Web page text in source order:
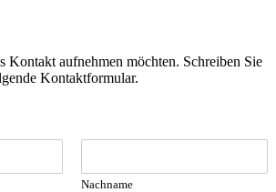
Kontakt aufnehmen möchten. Schreiben Sie
Kontaktformular.
Nachname